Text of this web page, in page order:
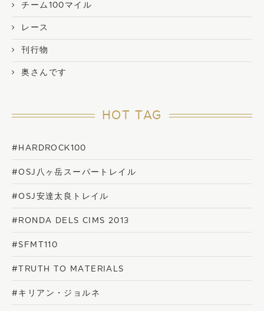
チーム100マイル
レース
刊行物
奥さんです
HOT TAG
#HARDROCK100
#OSJ八ヶ岳スーパートレイル
#OSJ安達太良トレイル
#RONDA DELS CIMS 2013
#SFMT110
#TRUTH TO MATERIALS
#キリアン・ジョルネ